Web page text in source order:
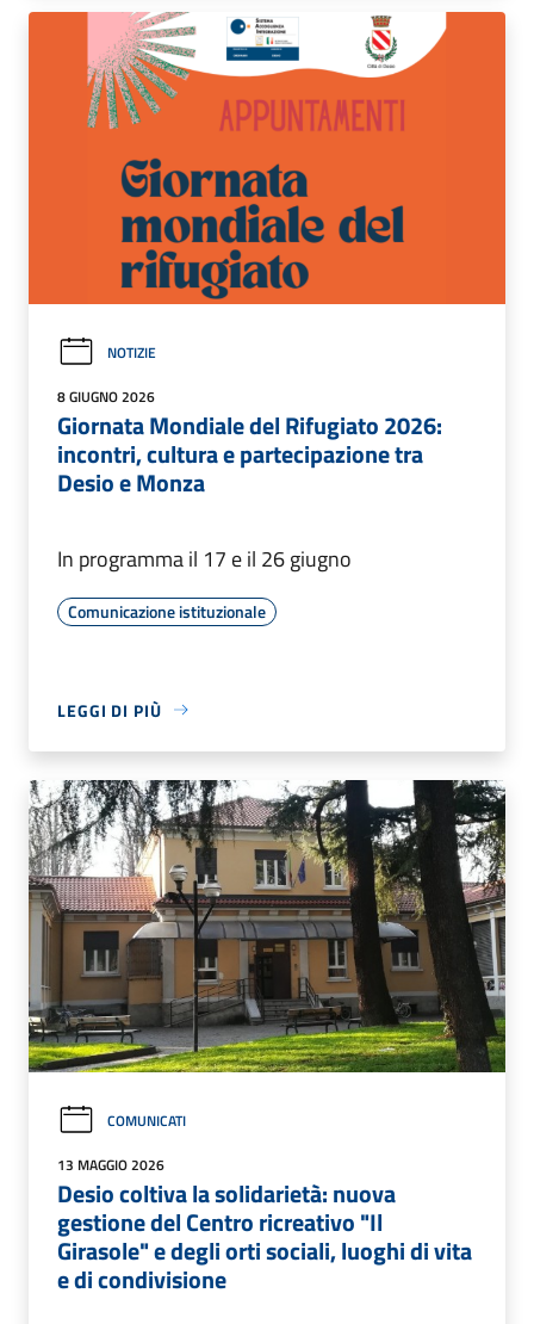
NOTIZIE
8 GIUGNO 2026
Giornata Mondiale del Rifugiato 2026:
incontri, cultura e partecipazione tra
Desio e Monza
In programma il 17 e il 26 giugno
Comunicazione istituzionale
LEGGI DI PIÙ
COMUNICATI
13 MAGGIO 2026
Desio coltiva la solidarietà: nuova
gestione del Centro ricreativo "Il
Girasole" e degli orti sociali, luoghi di vita
e di condivisione